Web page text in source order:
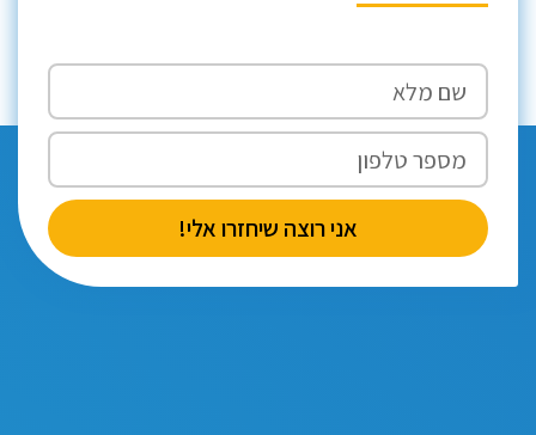
אני רוצה שיחזרו אלי!